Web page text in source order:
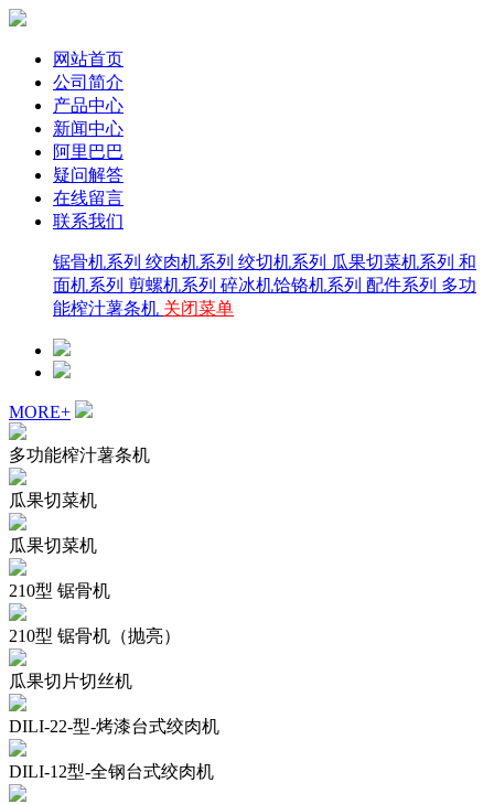
网站首页
公司简介
产品中心
新闻中心
阿里巴巴
疑问解答
在线留言
联系我们
锯骨机系列 绞肉机系列 绞切机系列 瓜果切菜机系列 和
面机系列 剪螺机系列 碎冰机饸铬机系列 配件系列 多功
能榨汁薯条机 关闭菜单
MORE+
多功能榨汁薯条机
瓜果切菜机
瓜果切菜机
210型 锯骨机
210型 锯骨机（抛亮）
瓜果切片切丝机
DILI-22-型-烤漆台式绞肉机
DILI-12型-全钢台式绞肉机